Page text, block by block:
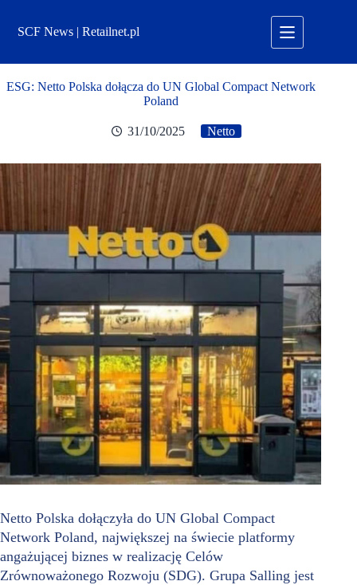
treściSCF News | Retailnet.pl
ESG: Netto Polska dołącza do UN Global Compact Network
Poland
31/10/2025 Netto
Netto Polska dołączyła do UN Global Compact
Network Poland, największej na świecie platformy
angażującej biznes w realizację Celów
Zrównoważonego Rozwoju (SDG). Grupa Salling jest